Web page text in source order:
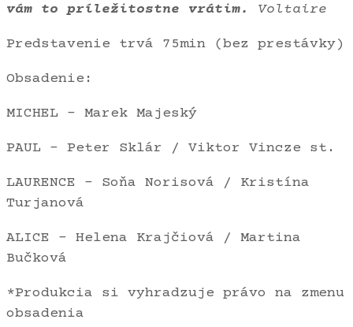
vám to príležitostne vrátim. Voltaire
Predstavenie trvá 75min (bez prestávky)
Obsadenie:
MICHEL – Marek Majeský
PAUL – Peter Sklár / Viktor Vincze st.
LAURENCE – Soňa Norisová / Kristína
Turjanová
ALICE – Helena Krajčiová / Martina
Bučková
*Produkcia si vyhradzuje právo na zmenu
obsadenia